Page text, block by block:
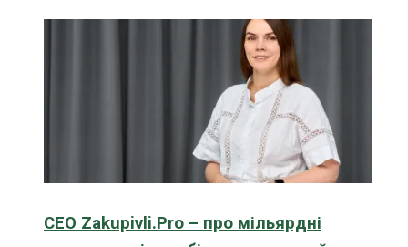
CEO Zakupivli.Pro – про мільярдні